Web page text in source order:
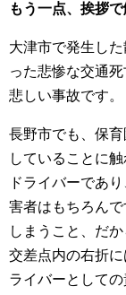
もう一点、挨拶
大津市で発生し
った悲惨な交通
悲しい事故です。
長野市でも、保
していることに
ドライバーであ
害者はもちろん
しまうこと、だ
交差点内の右折
ライバーとして